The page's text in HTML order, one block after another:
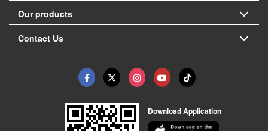
Our products
Contact Us
Download Application